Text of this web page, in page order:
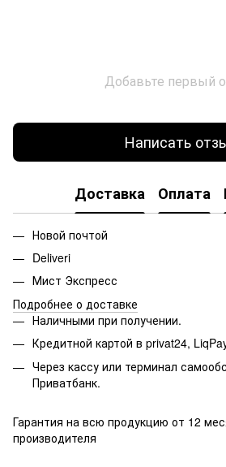
Добавьте первый
Написать
Доставка Оплата
Новой почтой
Deliveri
Мист Экспресс
Подробнее о доставке
Наличными при получении.
Кредитной картой в privat24,
Через кассу или терминал
Приватбанк.
Гарантия на всю продукцию от 12
производителя